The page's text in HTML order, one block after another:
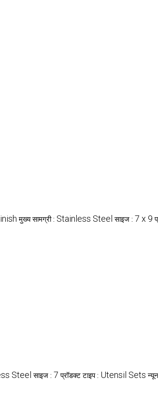
मुख्य सामग्री : Stainless Steel साइज : 7 x 9
Steel साइज : 7 प्रॉडक्ट टाइप : Utensil Sets